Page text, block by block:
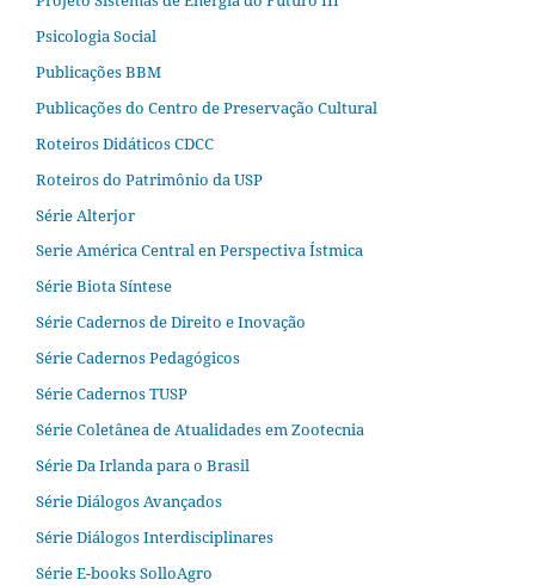
Psicologia Social
Publicações BBM
Publicações do Centro de Preservação Cultural
Roteiros Didáticos CDCC
Roteiros do Patrimônio da USP
Série Alterjor
Serie América Central en Perspectiva Ístmica
Série Biota Síntese
Série Cadernos de Direito e Inovação
Série Cadernos Pedagógicos
Série Cadernos TUSP
Série Coletânea de Atualidades em Zootecnia
Série Da Irlanda para o Brasil
Série Diálogos Avançados
Série Diálogos Interdisciplinares
Série E-books SolloAgro